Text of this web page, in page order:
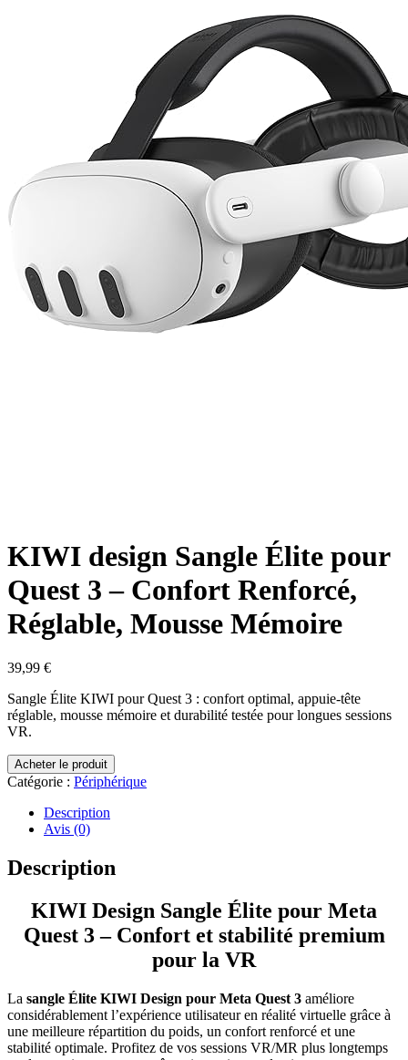
KIWI design Sangle Élite pour
Quest 3 – Confort Renforcé,
Réglable, Mousse Mémoire
39,99 €
Sangle Élite KIWI pour Quest 3 : confort optimal, appuie-tête
réglable, mousse mémoire et durabilité testée pour longues sessions
VR.
Acheter le produit
Catégorie : Périphérique
Description
Avis (0)
Description
KIWI Design Sangle Élite pour Meta
Quest 3 – Confort et stabilité premium
pour la VR
La sangle Élite KIWI Design pour Meta Quest 3 améliore
considérablement l’expérience utilisateur en réalité virtuelle grâce à
une meilleure répartition du poids, un confort renforcé et une
stabilité optimale. Profitez de vos sessions VR/MR plus longtemps